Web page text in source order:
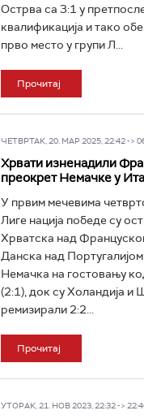
Острва са 3:1 у
квалификација и тако
прво место у групи Л...
Прочитај
ЧЕТВРТАК, 20. МАР 2025, 22:42 ->
Хрвати изненадили
преокрет Немачке у
У првим мечевима
Лиге нација победе су
Хрватска над
Данска над
Немачка на гостовању
(2:1), док су Холандија и
ремизирали 2:2...
Прочитај
УТОРАК, 21. НОВ 2023, 22:32 ->